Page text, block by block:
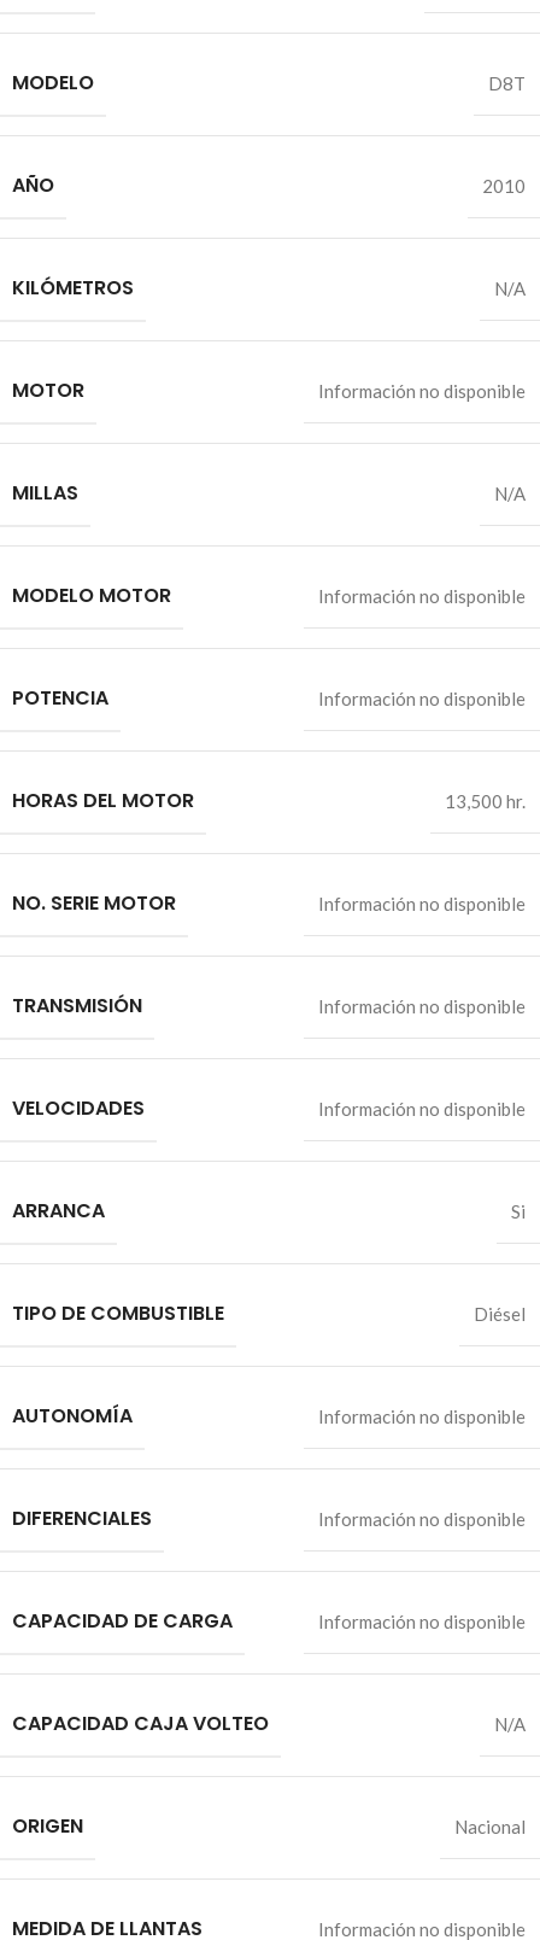
MODELO D8T
AÑO 2010
KILÓMETROS N/A
MOTOR Información no disponible
MILLAS N/A
MODELO MOTOR Información no disponible
POTENCIA Información no disponible
HORAS DEL MOTOR 13,500 hr.
NO. SERIE MOTOR Información no disponible
TRANSMISIÓN Información no disponible
VELOCIDADES Información no disponible
ARRANCA Si
TIPO DE COMBUSTIBLE Diésel
AUTONOMÍA Información no disponible
DIFERENCIALES Información no disponible
CAPACIDAD DE CARGA Información no disponible
CAPACIDAD CAJA VOLTEO N/A
ORIGEN Nacional
MEDIDA DE LLANTAS Información no disponible